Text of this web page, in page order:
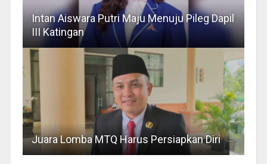
Intan Aiswara Putri Maju Menuju Pileg Dapil
III Katingan
Juara Lomba MTQ Harus Persiapkan Diri